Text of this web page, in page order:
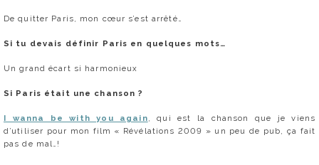
De quitter Paris, mon cœur s’est arrêté…
Si tu devais définir Paris en quelques mots…
Un grand écart si harmonieux
Si Paris était une chanson ?
I wanna be with you again , qui est la chanson que je viens
d’utiliser pour mon film « Révélations 2009 » un peu de pub, ça fait
pas de mal…!